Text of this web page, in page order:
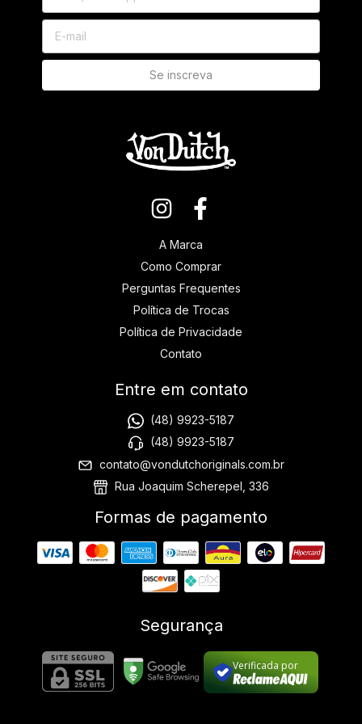
A Marca
Como Comprar
Perguntas Frequentes
Política de Trocas
Política de Privacidade
Contato
Entre em contato
(48) 9923-5187
(48) 9923-5187
contato@vondutchoriginals.com.br
Rua Joaquim Scherepel, 336
Formas de pagamento
Segurança
Verificada por